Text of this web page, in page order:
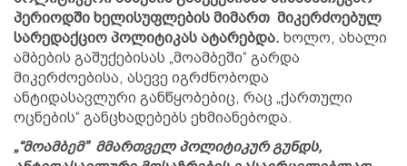
პერიოდში ხელისუფლების მიმართ მიკერძოებულ
სარედაქციო პოლიტიკას ატარებდა. ხოლო, ახალი
ამბების გაშუქებისას „მოამბეში“ გარდა
მიკერძოებისა, ასევე იგრძნობოდა
ანტიდასავლური განწყობებიც, რაც „ქართული
ოცნების“ განცხადებებს ეხმიანებოდა.
„“მოამბემ” მმართველ პოლიტიკურ გუნდს,